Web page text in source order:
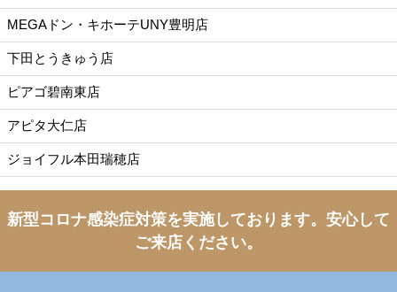
MEGAドン・キホーテUNY豊明店
下田とうきゅう店
ピアゴ碧南東店
アピタ大仁店
ジョイフル本田瑞穂店
新型コロナ感染症対策を実施しております。 安心して
ご来店ください。